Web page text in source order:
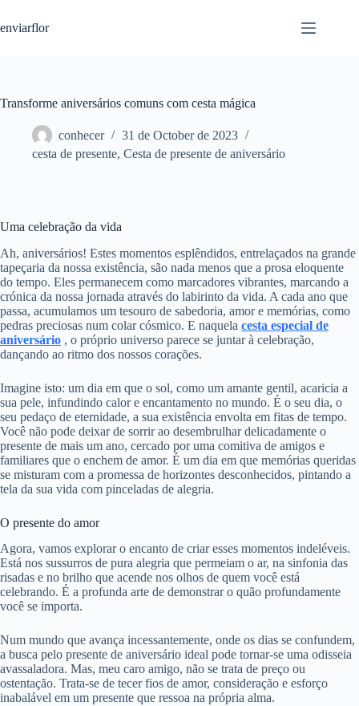
k
c
enviarflor
Transforme aniversários comuns com cesta mágica
conhecer
31 de October de 2023
cesta de presente, Cesta de presente de aniversário
Uma celebração da vida
Ah, aniversários! Estes momentos esplêndidos, entrelaçados na grande
tapeçaria da nossa existência, são nada menos que a prosa eloquente
do tempo. Eles permanecem como marcadores vibrantes, marcando a
crónica da nossa jornada através do labirinto da vida. A cada ano que
passa, acumulamos um tesouro de sabedoria, amor e memórias, como
pedras preciosas num colar cósmico. E naquela cesta especial de
aniversário , o próprio universo parece se juntar à celebração,
dançando ao ritmo dos nossos corações.
Imagine isto: um dia em que o sol, como um amante gentil, acaricia a
sua pele, infundindo calor e encantamento no mundo. É o seu dia, o
seu pedaço de eternidade, a sua existência envolta em fitas de tempo.
Você não pode deixar de sorrir ao desembrulhar delicadamente o
presente de mais um ano, cercado por uma comitiva de amigos e
familiares que o enchem de amor. É um dia em que memórias queridas
se misturam com a promessa de horizontes desconhecidos, pintando a
tela da sua vida com pinceladas de alegria.
O presente do amor
Agora, vamos explorar o encanto de criar esses momentos indeléveis.
Está nos sussurros de pura alegria que permeiam o ar, na sinfonia das
risadas e no brilho que acende nos olhos de quem você está
celebrando. É a profunda arte de demonstrar o quão profundamente
você se importa.
Num mundo que avança incessantemente, onde os dias se confundem,
a busca pelo presente de aniversário ideal pode tornar-se uma odisseia
avassaladora. Mas, meu caro amigo, não se trata de preço ou
ostentação. Trata-se de tecer fios de amor, consideração e esforço
inabalável em um presente que ressoa na própria alma.